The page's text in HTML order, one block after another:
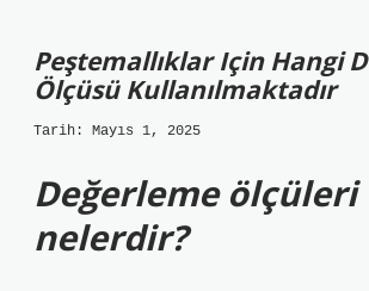
Peştemallıklar Için Hangi
Ölçüsü Kullanılmaktadır
Tarih: Mayıs 1, 2025
Değerleme ölçüleri
nelerdir?